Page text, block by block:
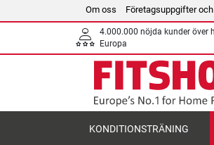
Om oss Företagsuppgifter
4.000.000 nöjda kunder över
Europa
KONDITIONSTRÄNING